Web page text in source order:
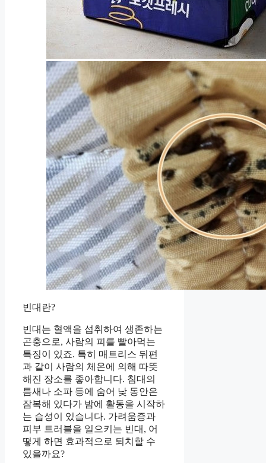
빈대란?
빈대는 혈액을 섭취하여 생존하는
곤충으로, 사람의 피를 빨아먹는
특징이 있죠. 특히 매트리스 뒤편
과 같이 사람의 체온에 의해 따뜻
해진 장소를 좋아합니다. 침대의
틈새나 소파 등에 숨어 낮 동안은
잠복해 있다가 밤에 활동을 시작하
는 습성이 있습니다. 가려움증과
피부 트러블을 일으키는 빈대, 어
떻게 하면 효과적으로 퇴치할 수
있을까요?